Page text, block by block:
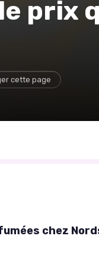
prix
cette page
chez